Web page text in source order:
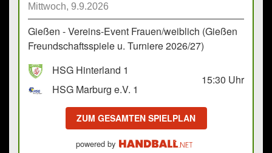
Mittwoch, 9.9.2026
Gießen - Vereins-Event Frauen/weiblich (Gießen
Freundschaftsspiele u. Turniere 2026/27)
HSG Hinterland 1
HSG Marburg e.V. 1
15:30 Uhr
ZUM GESAMTEN SPIELPLAN
powered by